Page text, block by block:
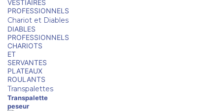
VESTIAIRES
PROFESSIONNELS
Chariot et Diables
DIABLES
PROFESSIONNELS
CHARIOTS
ET
SERVANTES
PLATEAUX
ROULANTS
Transpalettes
Transpalette
peseur